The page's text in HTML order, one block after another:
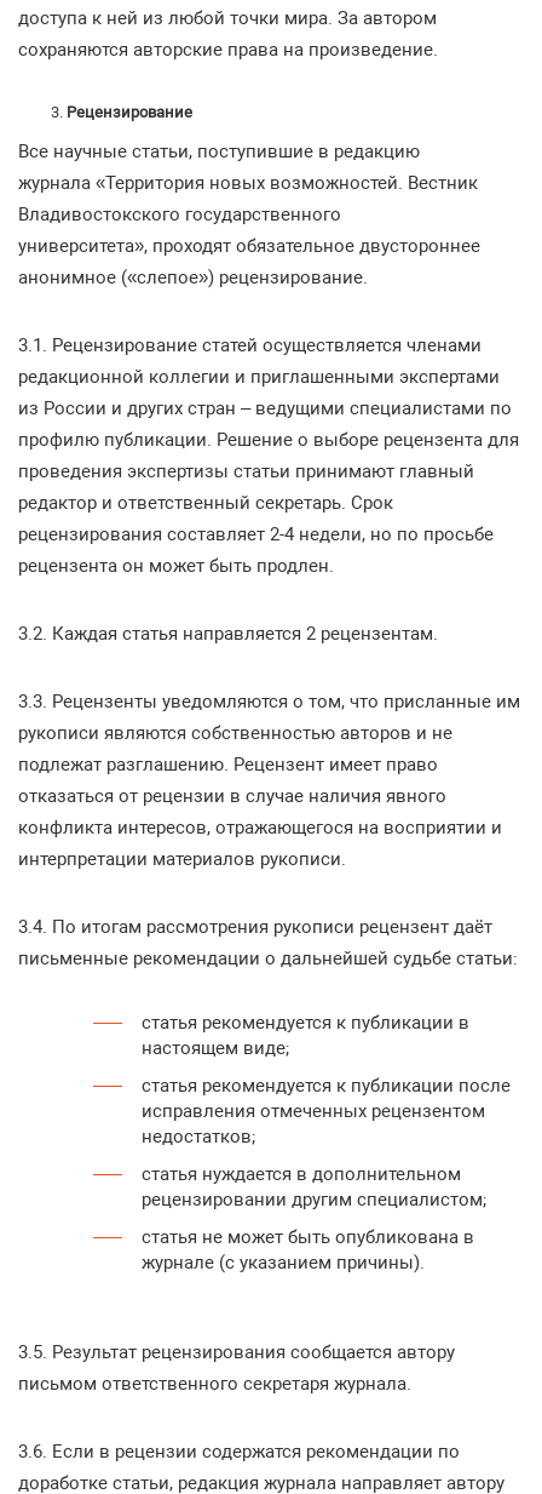
доступа к ней из любой точки мира. За автором
сохраняются авторские права на произведение.
Рецензирование
Все научные статьи, поступившие в редакцию
журнала «Территория новых возможностей. Вестник
Владивостокского государственного
университета», проходят обязательное двустороннее
анонимное («слепое») рецензирование.
3.1. Рецензирование статей осуществляется членами
редакционной коллегии и приглашенными экспертами
из России и других стран – ведущими специалистами по
профилю публикации. Решение о выборе рецензента для
проведения экспертизы статьи принимают главный
редактор и ответственный секретарь. Срок
рецензирования составляет 2-4 недели, но по просьбе
рецензента он может быть продлен.
3.2. Каждая статья направляется 2 рецензентам.
3.3. Рецензенты уведомляются о том, что присланные им
рукописи являются собственностью авторов и не
подлежат разглашению. Рецензент имеет право
отказаться от рецензии в случае наличия явного
конфликта интересов, отражающегося на восприятии и
интерпретации материалов рукописи.
3.4. По итогам рассмотрения рукописи рецензент даёт
письменные рекомендации о дальнейшей судьбе статьи:
статья рекомендуется к публикации в
настоящем виде;
статья рекомендуется к публикации после
исправления отмеченных рецензентом
недостатков;
статья нуждается в дополнительном
рецензировании другим специалистом;
статья не может быть опубликована в
журнале (с указанием причины).
3.5. Результат рецензирования сообщается автору
письмом ответственного секретаря журнала.
3.6. Если в рецензии содержатся рекомендации по
доработке статьи, редакция журнала направляет автору